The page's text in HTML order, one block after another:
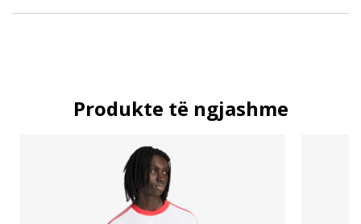
Produkte të ngjashme